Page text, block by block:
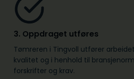
3. Oppdraget utføres
Tømreren i Tingvoll utfører
kvalitet og i henhold til
forskrifter og krav.